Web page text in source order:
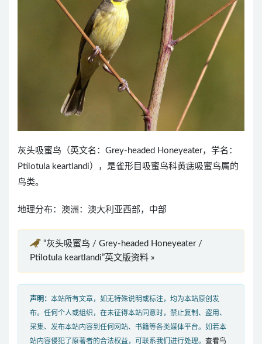
灰头吸蜜鸟（英文名：Grey-headed Honeyeater，学名：
Ptilotula keartlandi），是雀形目吸蜜鸟科黄痣吸蜜鸟属的
鸟类。
地理分布：澳洲：澳大利亚西部，中部
“灰头吸蜜鸟 / Grey-headed Honeyeater /
Ptilotula keartlandi”英文版资料 »
声明： 本站所有文章，如无特殊说明或标注，均为本站原创发
布。任何个人或组织，在未征得本站同意时，禁止复制、盗用、
采集、发布本站内容到任何网站、书籍等各类媒体平台。如若本
站内容侵犯了原著者的合法权益，可联系我们进行处理。 查看鸟